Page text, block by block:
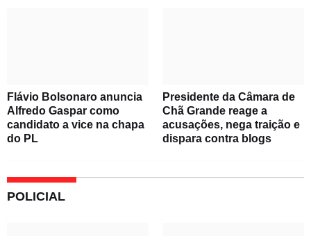
Flávio Bolsonaro anuncia
Alfredo Gaspar como
candidato a vice na chapa
do PL
Presidente da Câmara de
Chã Grande reage a
acusações, nega traição e
dispara contra blogs
POLICIAL